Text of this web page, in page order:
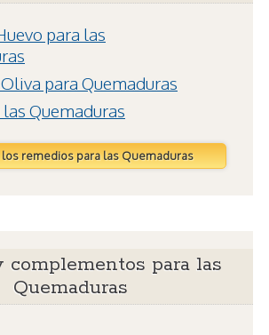
para las
para Quemaduras
Quemaduras
remedios para las Quemaduras
complementos para las
Quemaduras